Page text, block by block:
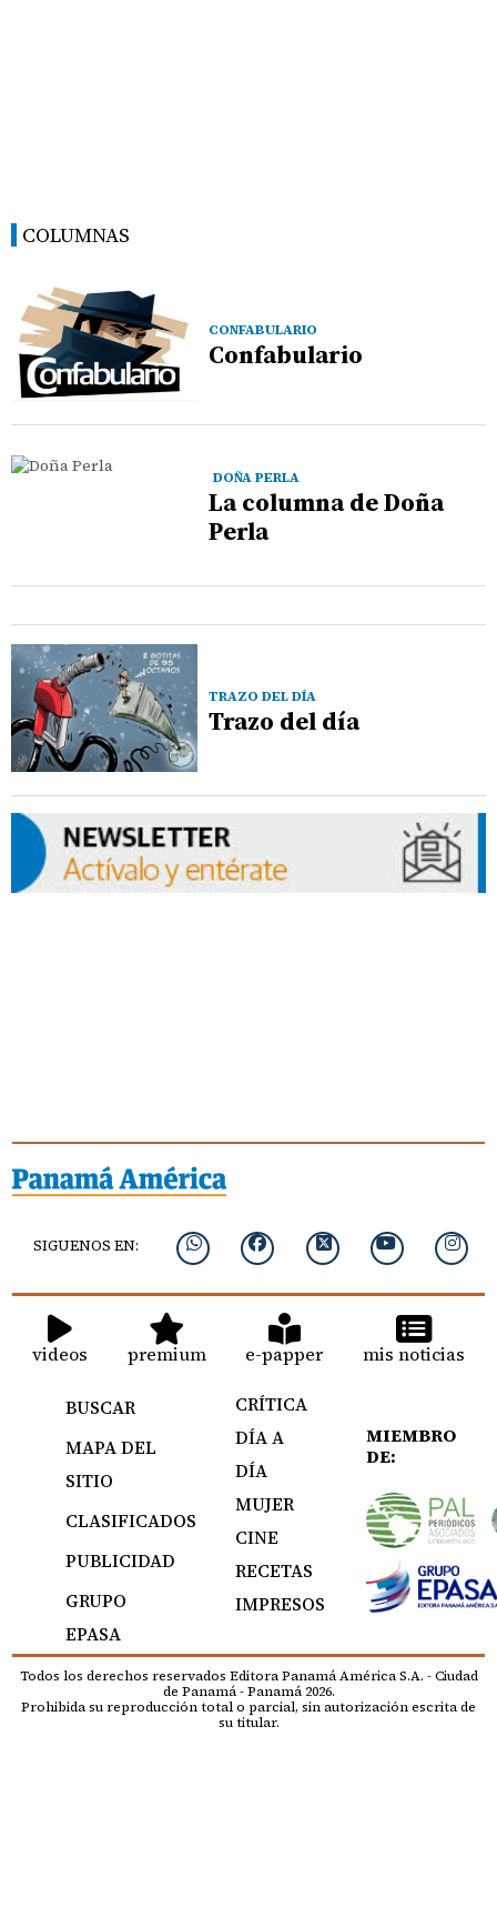
COLUMNAS
CONFABULARIO
Confabulario
DOÑA PERLA
La columna de Doña
Perla
TRAZO DEL DÍA
Trazo del día
SIGUENOS EN:
videos premium e-papper mis noticias
BUSCAR
MAPA DEL
SITIO
CLASIFICADOS
PUBLICIDAD
GRUPO
EPASA
CRÍTICA
DÍA A
DÍA
MUJER
CINE
RECETAS
IMPRESOS
MIEMBRO
DE:
Todos los derechos reservados Editora Panamá América S.A. - Ciudad
de Panamá - Panamá 2026.
Prohibida su reproducción total o parcial, sin autorización escrita de
su titular.